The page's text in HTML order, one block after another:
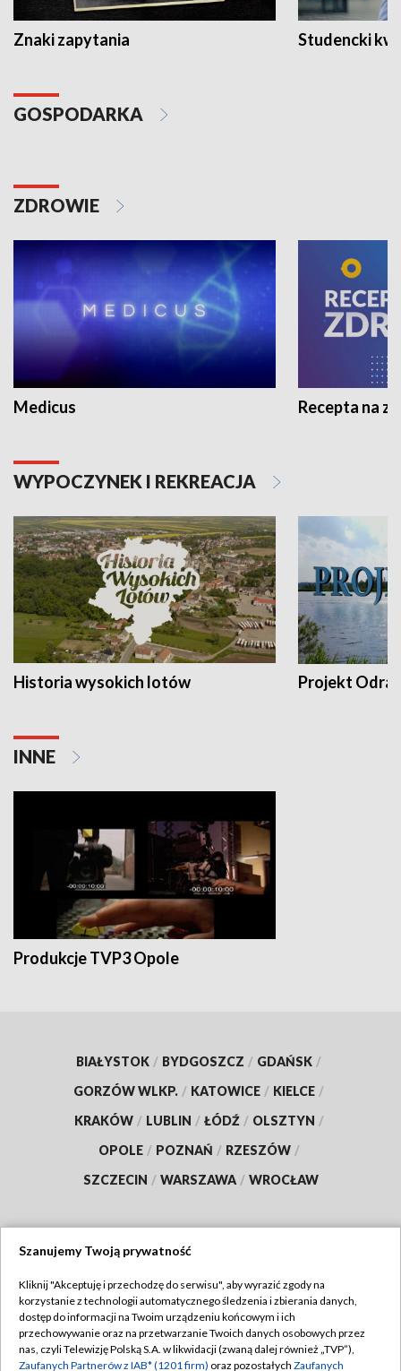
Znaki zapytania Studencki
GOSPODARKA
ZDROWIE
Medicus Recepta na
WYPOCZYNEK I REKREACJA
Historia wysokich lotów Projekt Odra
INNE
Produkcje TVP3 Opole
BIAŁYSTOK / BYDGOSZCZ / GDAŃSK /
GORZÓW WLKP. / KATOWICE / KIELCE /
KRAKÓW / LUBLIN / ŁÓDŹ / OLSZTYN /
OPOLE / POZNAŃ / RZESZÓW /
SZCZECIN / WARSZAWA / WROCŁAW
TVP
Abonament TVP
Emisja w TVP
Regulamin TVP
Polityka prywatności
Szanujemy Twoją prywatność
Kliknij "Akceptuję i przechodzę do serwisu", aby wyrazić zgody na
korzystanie z technologii automatycznego śledzenia i zbierania danych,
dostęp do informacji na Twoim urządzeniu końcowym i ich
przechowywanie oraz na przetwarzanie Twoich danych osobowych przez
nas, czyli Telewizję Polską S.A. w likwidacji (zwaną dalej również „TVP”),
Zaufanych Partnerów z IAB* (1201 firm) oraz pozostałych Zaufanych